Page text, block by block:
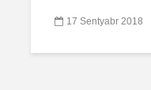
17 Sentyabr 2018